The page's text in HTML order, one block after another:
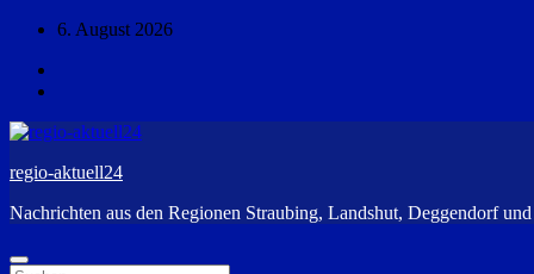
Zum
springen
6. August 2026
regio-aktuell24
Nachrichten aus den Regionen Straubing, Landshut, Deggendorf